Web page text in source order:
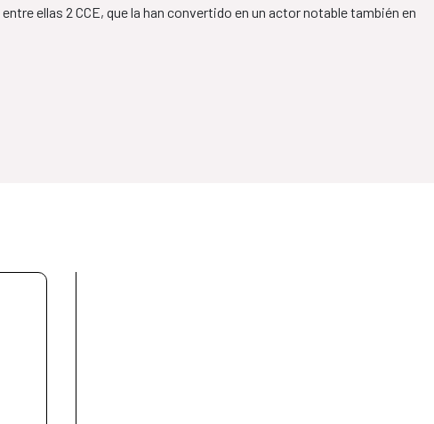
ellas 2 CCE, que la han convertido en un actor notable también en